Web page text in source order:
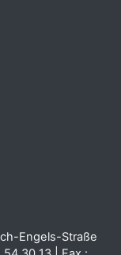
Engels-Straße